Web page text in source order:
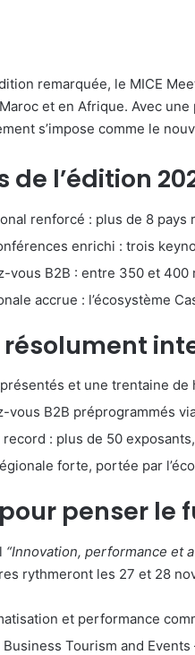
remarquée, le MICE
et en Afrique. Avec
s’impose comme le
de l’édition
renforcé : plus de 8 pays
enrichi : trois
vous B2B : entre 350 et
accrue : l’écosystème
résolument
et une trentaine
vous B2B préprogrammés
: plus de 50
forte, portée par
penser le
“Innovation, performance et
rythmeront les 27 et 28
et performance
Tourism and Events